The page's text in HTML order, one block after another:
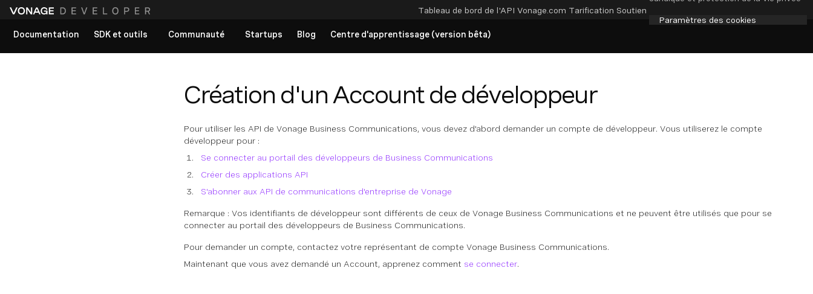
Tableau de bord de l'API Vonage.com Tarification Soutien
Paramètres des cookies
Documentation
SDK et outils Communauté Startups Blog Centre d'apprentissage (version bêta)
Création d'un Account de développeur
Pour utiliser les API de Vonage Business Communications, vous devez d'abord demander un compte de développeur. Vous utiliserez le compte
développeur pour :
Se connecter au portail des développeurs de Business Communications
Créer des applications API
S'abonner aux API de communications d'entreprise de Vonage
Remarque : Vos identifiants de développeur sont différents de ceux de Vonage Business Communications et ne peuvent être utilisés que pour se
connecter au portail des développeurs de Business Communications.
Pour demander un compte, contactez votre représentant de compte Vonage Business Communications.
Maintenant que vous avez demandé un Account, apprenez comment se connecter.